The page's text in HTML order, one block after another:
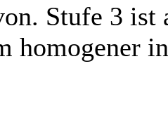
Stufe 3 ist
homogener